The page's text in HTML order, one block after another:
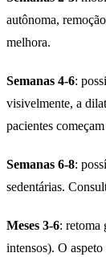
autônoma,
melhora.
Semanas 4-6:
visivelmente, a
pacientes
Semanas 6-8:
sedentárias.
Meses 3-6: retoma
intensos). O